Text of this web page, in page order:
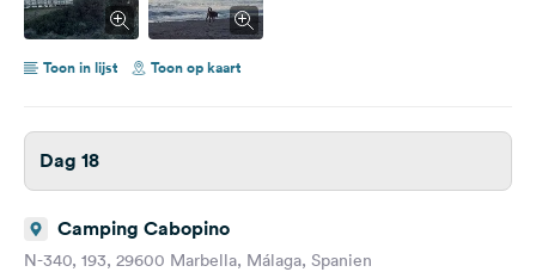
Toon in lijst Toon op kaart
Dag 18
Camping Cabopino
N-340, 193, 29600 Marbella, Málaga, Spanien